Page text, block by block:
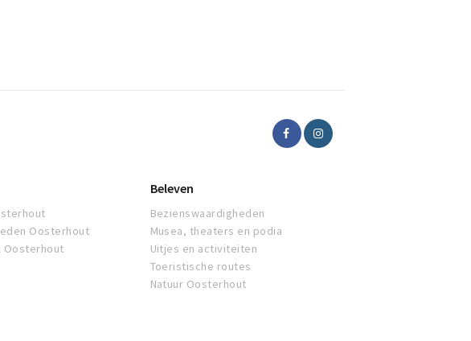
Oosterhout
Oosterhout
Beleven
Bezienswaardigheden
Musea, theaters en podia
Uitjes en activiteiten
Toeristische routes
Natuur Oosterhout